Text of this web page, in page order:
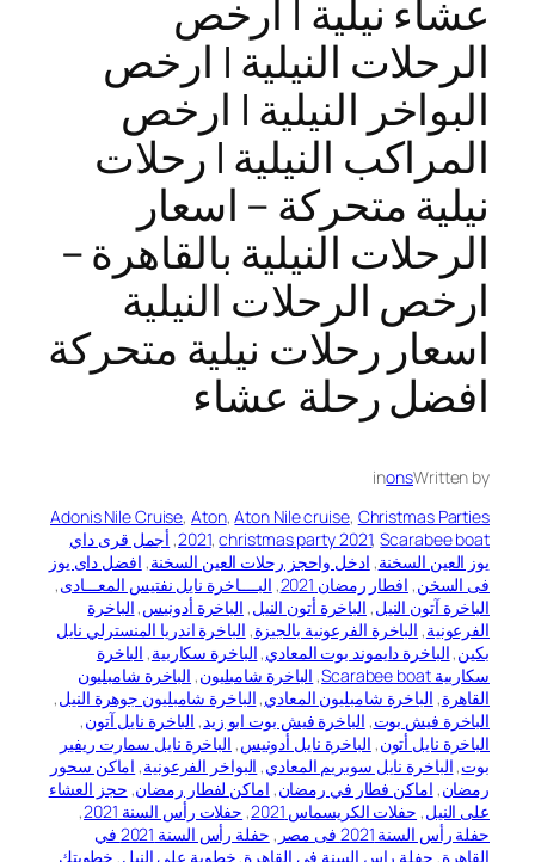
عشاء نيلية | ارخص
الرحلات النيلية | ارخص
البواخر النيلية | ارخص
المراكب النيلية | رحلات
نيلية متحركة – اسعار
الرحلات النيلية بالقاهرة –
ارخص الرحلات النيلية
اسعار رحلات نيلية متحركة
افضل رحلة عشاء
Written by
ons
in
Adonis Nile Cruise‎, Aton, Aton Nile cruise, Christmas Parties
2021, christmas party 2021, Scarabee boat
, أجمل قرى داي
يوز العين السخنة, ادخل واحجز رحلات العين السخنة, افضل داى يوز
فى السخن, افطار رمضان 2021 , البــــاخرة نايل نفتيس المعـــادى,
الباخرة آتون النيل, الباخرة أتون النيل, الباخرة أدونيس, الباخرة
الفرعونية, الباخرة الفرعونية بالجيزة, الباخرة اندريا المنسترلي نايل
بكين, الباخرة دايموند بوت المعادي, الباخرة سكاربية, الباخرة
سكاربية Scarabee boat
, الباخرة شامبليون, الباخرة شامبليون
القاهرة, الباخرة شامبليون المعادي, الباخرة شامبليون جوهرة النيل,
الباخرة فيش بوت, الباخرة فيش بوت ابو زيد, الباخرة نايل آتون,
الباخرة نايل أتون, الباخرة نايل أدونيس, الباخرة نايل سمارت ريفير
بوت, الباخرة نايل سوبريم المعادي, البواخر الفرعونية, اماكن سحور
رمضان, اماكن فطار في رمضان, اماكن لفطار رمضان, حجز العشاء
على النيل, حفلات الكريسماس 2021 , حفلات رأس السنة 2021
,
حفلة رأس السنة 2021 فى مصر
,
حفلة رأس السنة 2021 في
القاهرة, حفلة راس السنة فى القاهرة, خطوبة على النيل, خطوبتك